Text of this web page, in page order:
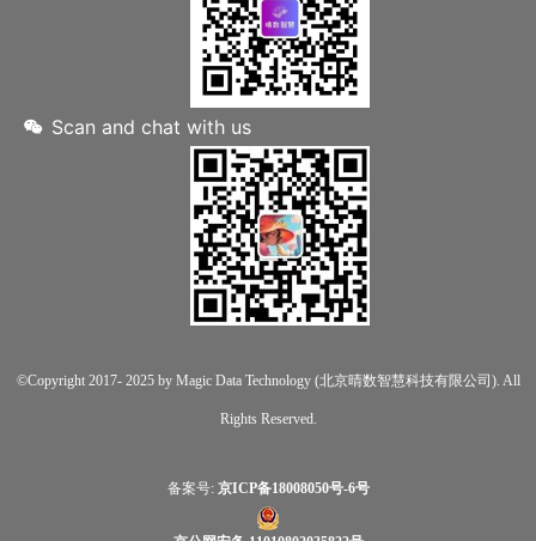
Scan and chat with us
©Copyright 2017- 2025 by Magic Data Technology (北京晴数智慧科技有限公司). All
Rights Reserved.
备案号: 京ICP备18008050号-6号